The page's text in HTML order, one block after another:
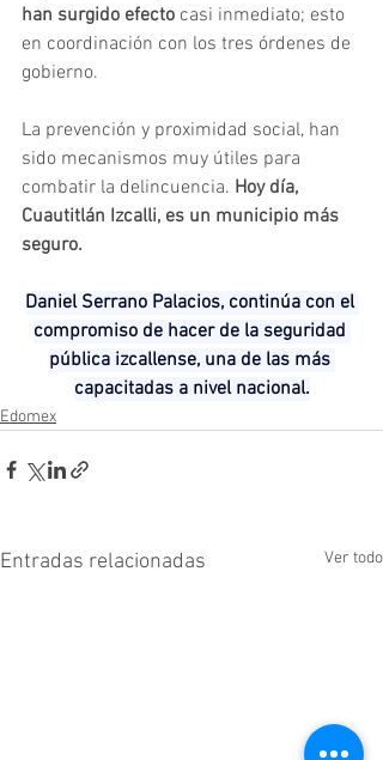
han surgido efecto casi inmediato; esto
en coordinación con los tres órdenes de
gobierno.
La prevención y proximidad social, han
sido mecanismos muy útiles para
combatir la delincuencia. Hoy día,
Cuautitlán Izcalli, es un municipio más
seguro.
Daniel Serrano Palacios, continúa con el
compromiso de hacer de la seguridad
pública izcallense, una de las más
capacitadas a nivel nacional.
Edomex
Entradas relacionadas Ver todo